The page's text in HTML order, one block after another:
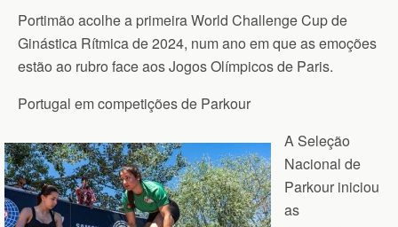
Portimão acolhe a primeira World Challenge Cup de
Ginástica Rítmica de 2024, num ano em que as emoções
estão ao rubro face aos Jogos Olímpicos de Paris.
Portugal em competições de Parkour
A Seleção
Nacional de
Parkour iniciou
as